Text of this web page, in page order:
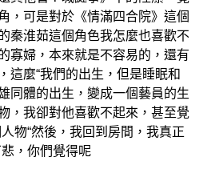
，可是對於《情滿四合院》這個
秦淮茹這個角色我怎麼也喜歡不
寡婦，本來就是不容易的，還有
這麼“我們的出生，但是睡眠和
同體的出生，變成一個藝員的生
，我卻對他喜歡不起來，甚至覺
物“然後，我回到房間，我真正
，你們覺得呢